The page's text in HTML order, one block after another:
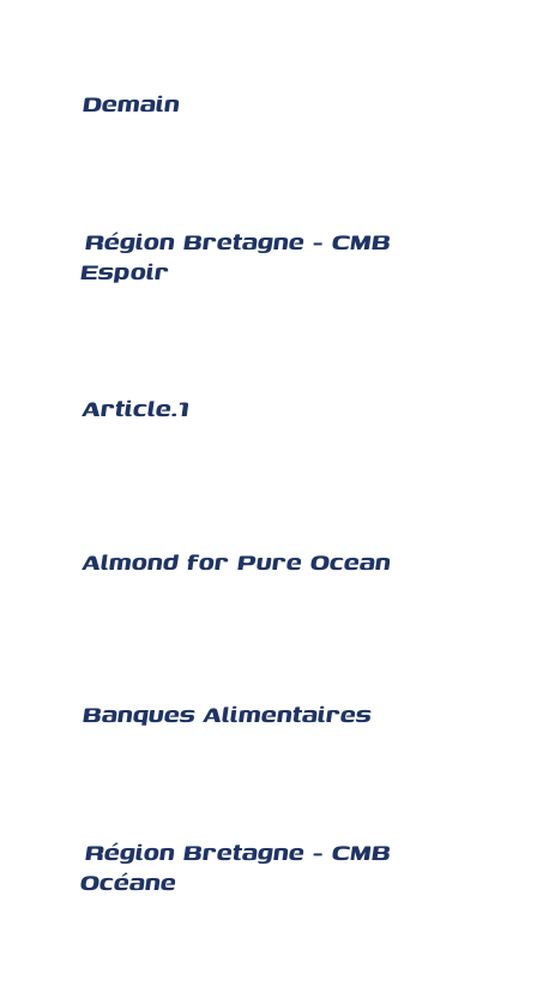
Demain
Région Bretagne - CMB
Espoir
Article.1
Almond for Pure Ocean
Banques Alimentaires
Région Bretagne - CMB
Océane